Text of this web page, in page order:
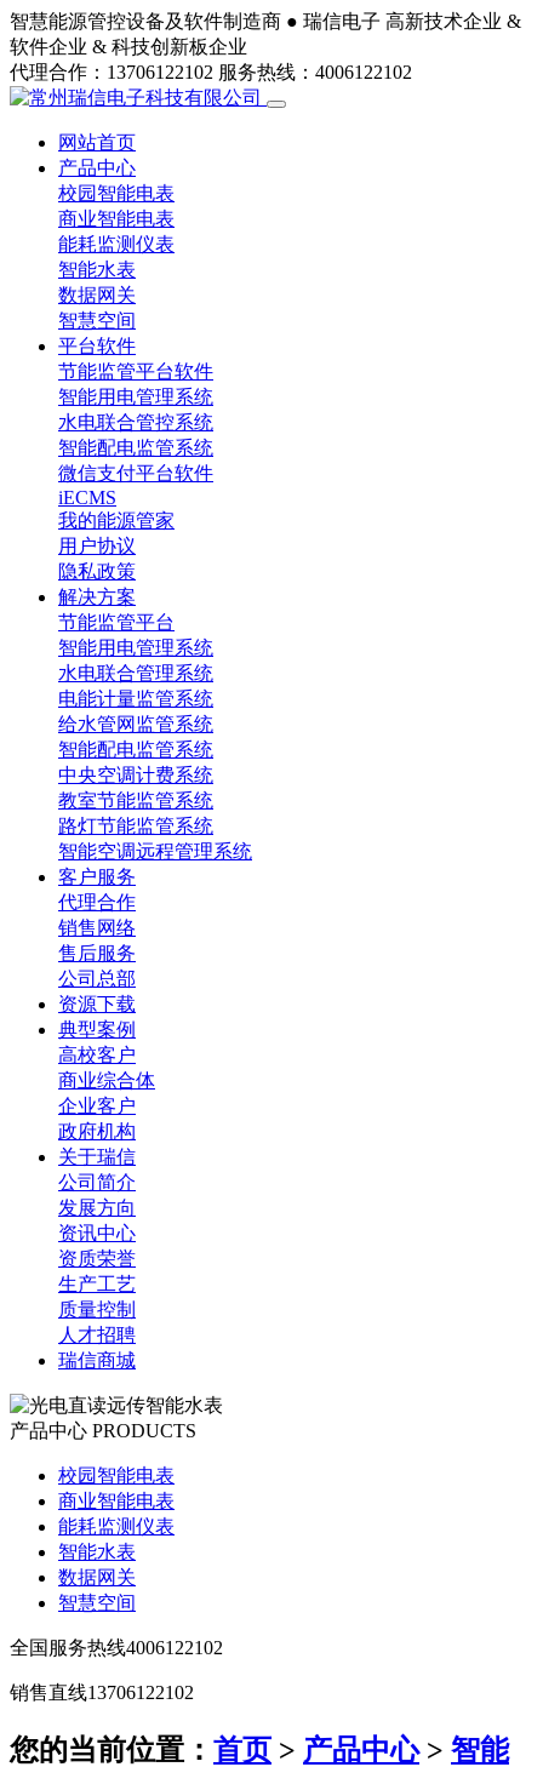
智慧能源管控设备及软件制造商 ● 瑞信电子 高新技术企业 &
软件企业 & 科技创新板企业
代理合作：13706122102 服务热线：4006122102
网站首页
产品中心
校园智能电表
商业智能电表
能耗监测仪表
智能水表
数据网关
智慧空间
平台软件
节能监管平台软件
智能用电管理系统
水电联合管控系统
智能配电监管系统
微信支付平台软件
iECMS
我的能源管家
用户协议
隐私政策
解决方案
节能监管平台
智能用电管理系统
水电联合管理系统
电能计量监管系统
给水管网监管系统
智能配电监管系统
中央空调计费系统
教室节能监管系统
路灯节能监管系统
智能空调远程管理系统
客户服务
代理合作
销售网络
售后服务
公司总部
资源下载
典型案例
高校客户
商业综合体
企业客户
政府机构
关于瑞信
公司简介
发展方向
资讯中心
资质荣誉
生产工艺
质量控制
人才招聘
瑞信商城
产品中心 PRODUCTS
校园智能电表
商业智能电表
能耗监测仪表
智能水表
数据网关
智慧空间
全国服务热线4006122102
销售直线13706122102
您的当前位置： 首页 > 产品中心> 智能